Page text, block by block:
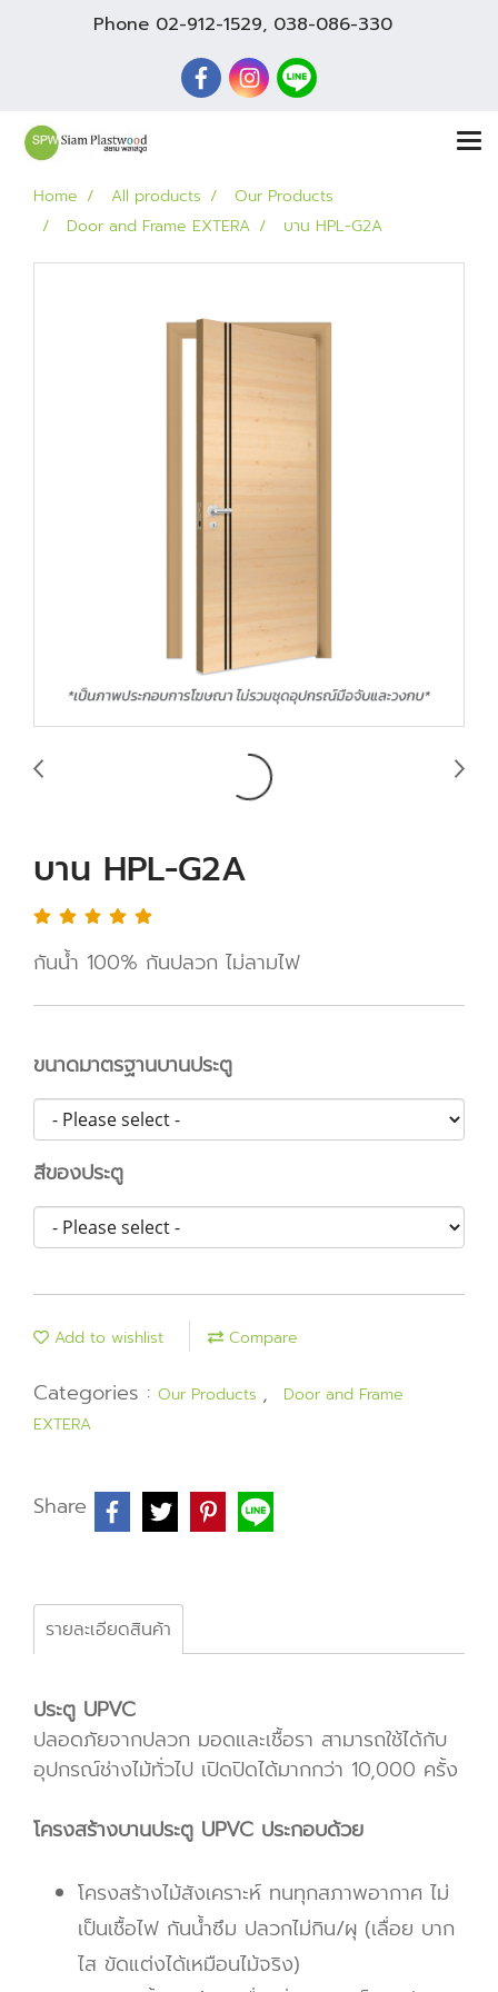
Phone 02-912-1529, 038-086-330
Home All products
Our Products
Door and Frame EXTERA
บาน HPL-G2A
บาน HPL-G2A
กันน้ำ 100% กันปลวก ไม่ลามไฟ
ขนาดมาตรฐานบานประตู
สีของประตู
Add to wishlist Compare
Categories : Our Products ,
Door and Frame
EXTERA
Share
รายละเอียดสินค้า
ประตู UPVC
ปลอดภัยจากปลวก มอดและเชื้อรา สามารถใช้ได้กับ
อุปกรณ์ช่างไม้ทั่วไป เปิดปิดได้มากกว่า 10,000 ครั้ง
โครงสร้างบานประตู UPVC ประกอบด้วย
โครงสร้างไม้สังเคราะห์ ทนทุกสภาพอากาศ ไม่
เป็นเชื้อไฟ กันน้ำซึม ปลวกไม่กิน/ผุ (เลื่อย บาก
ไส ขัดแต่งได้เหมือนไม้จริง)